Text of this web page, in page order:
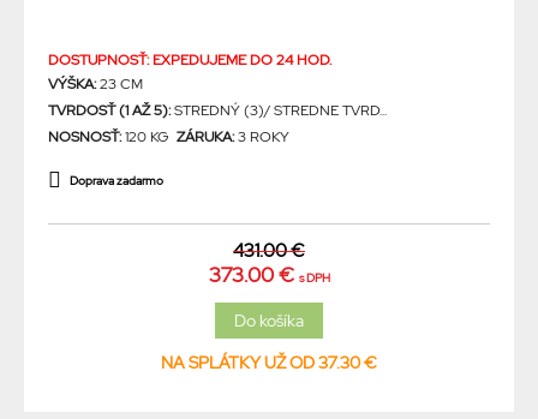
DOSTUPNOSŤ: EXPEDUJEME DO 24 HOD.
VÝŠKA:23 CM
TVRDOSŤ (1 AŽ 5):STREDNÝ (3)/ STREDNE TVRD...
NOSNOSŤ:120 KG ZÁRUKA:3 ROKY
Doprava zadarmo
431.00 €
373.00 € s DPH
NA SPLÁTKY UŽ OD 37.30 €